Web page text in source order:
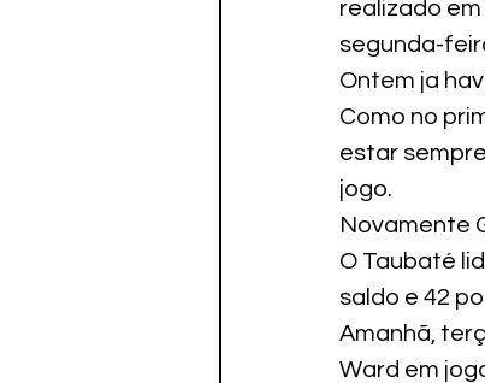
Paratletismo
realizado
segunda-
Ontem ja
Como no
estar
jogo.
Novamente
O Taubaté
saldo e 42
Amanhã,
Ward em